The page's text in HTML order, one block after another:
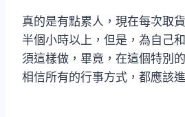
真的是有點累人，現在每次取
半個小時以上，但是，為自己
須這樣做，畢竟，在這個特別
相信所有的行事方式，都應該